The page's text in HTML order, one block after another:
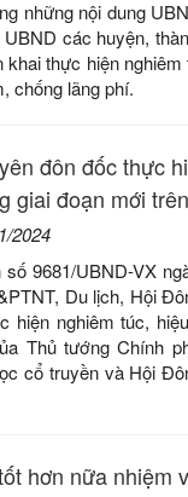
những nội dung
các huyện,
khai thực hiện
chống lãng phí.
đôn đốc thực
giai đoạn mới
2024
số 9681/UBND-VX
Du lịch, Hội
hiện nghiêm túc,
Thủ tướng Chính
cổ truyền và Hội
hơn nữa nhiệm